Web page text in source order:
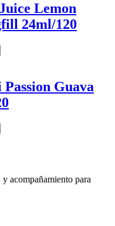
Lemon
24ml/120
Guava
acompañamiento para